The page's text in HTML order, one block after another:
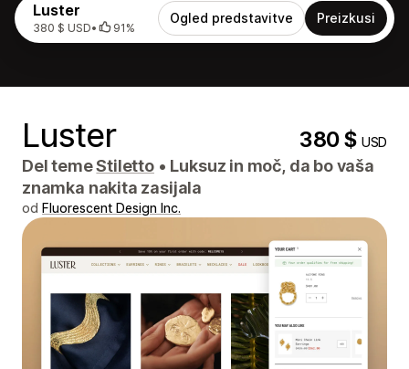
Luster
380 $ USD• 91%
Ogled predstavitve Preizkusi
Luster 380 $USD
Del temeStiletto • Luksuz in moč, da bo vaša
znamka nakita zasijala
od Fluorescent Design Inc.